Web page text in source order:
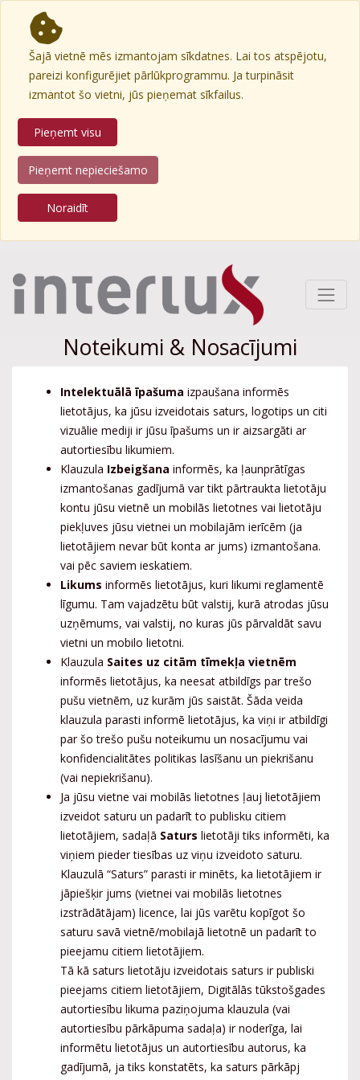
Šajā vietnē mēs izmantojam sīkdatnes. Lai tos atspējotu,
pareizi konfigurējiet pārlūkprogrammu. Ja turpināsit
izmantot šo vietni, jūs pieņemat sīkfailus.
Pieņemt visu
Pieņemt nepieciešamo
Noraidīt
Noteikumi & Nosacījumi
Intelektuālā īpašuma izpaušana informēs
lietotājus, ka jūsu izveidotais saturs, logotips un citi
vizuālie mediji ir jūsu īpašums un ir aizsargāti ar
autortiesību likumiem.
Klauzula Izbeigšana informēs, ka ļaunprātīgas
izmantošanas gadījumā var tikt pārtraukta lietotāju
kontu jūsu vietnē un mobilās lietotnes vai lietotāju
piekļuves jūsu vietnei un mobilajām ierīcēm (ja
lietotājiem nevar būt konta ar jums) izmantošana.
vai pēc saviem ieskatiem.
Likums informēs lietotājus, kuri likumi reglamentē
līgumu. Tam vajadzētu būt valstij, kurā atrodas jūsu
uzņēmums, vai valstij, no kuras jūs pārvaldāt savu
vietni un mobilo lietotni.
Klauzula Saites uz citām tīmekļa vietnēm
informēs lietotājus, ka neesat atbildīgs par trešo
pušu vietnēm, uz kurām jūs saistāt. Šāda veida
klauzula parasti informē lietotājus, ka viņi ir atbildīgi
par šo trešo pušu noteikumu un nosacījumu vai
konfidencialitātes politikas lasīšanu un piekrišanu
(vai nepiekrišanu).
Ja jūsu vietne vai mobilās lietotnes ļauj lietotājiem
izveidot saturu un padarīt to publisku citiem
lietotājiem, sadaļā Saturs lietotāji tiks informēti, ka
viņiem pieder tiesības uz viņu izveidoto saturu.
Klauzulā “Saturs” parasti ir minēts, ka lietotājiem ir
jāpiešķir jums (vietnei vai mobilās lietotnes
izstrādātājam) licence, lai jūs varētu kopīgot šo
saturu savā vietnē/mobilajā lietotnē un padarīt to
pieejamu citiem lietotājiem.
Tā kā saturs lietotāju izveidotais saturs ir publiski
pieejams citiem lietotājiem, Digitālās tūkstošgades
autortiesību likuma paziņojuma klauzula (vai
autortiesību pārkāpuma sadaļa) ir noderīga, lai
informētu lietotājus un autortiesību autorus, ka
gadījumā, ja tiks konstatēts, ka saturs pārkāpj